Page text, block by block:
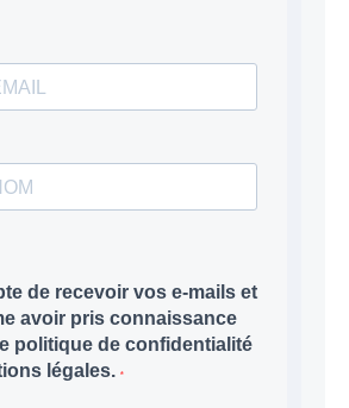
de recevoir vos e-mails et
avoir pris connaissance
politique de confidentialité
légales.